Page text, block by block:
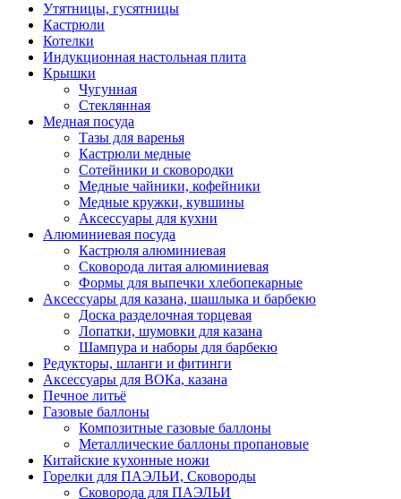
Утятницы, гусятницы
Кастрюли
Котелки
Индукционная настольная плита
Крышки
Чугунная
Стеклянная
Медная посуда
Тазы для варенья
Кастрюли медные
Сотейники и сковородки
Медные чайники, кофейники
Медные кружки, кувшины
Аксессуары для кухни
Алюминиевая посуда
Кастрюля алюминиевая
Сковорода литая алюминиевая
Формы для выпечки хлебопекарные
Аксессуары для казана, шашлыка и барбекю
Доска разделочная торцевая
Лопатки, шумовки для казана
Шампура и наборы для барбекю
Редукторы, шланги и фитинги
Аксессуары для ВОКа, казана
Печное литьё
Газовые баллоны
Композитные газовые баллоны
Металлические баллоны пропановые
Китайские кухонные ножи
Горелки для ПАЭЛЬИ, Сковороды
Сковорода для ПАЭЛЬИ